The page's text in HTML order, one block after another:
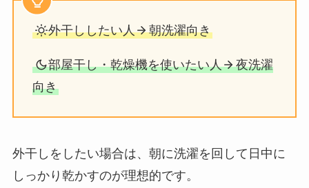
外干ししたい人 朝洗濯向き
部屋干し・乾燥機を使いたい人
夜洗濯
向き
外干しをしたい場合は、朝に洗濯を回して日中に
しっかり乾かすのが理想的です。